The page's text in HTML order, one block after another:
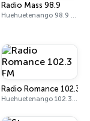
Radio Mass 98.9
Huehuetenango 98.9 FM
Radio Romance 102.3
Huehuetenango 102.3 FM